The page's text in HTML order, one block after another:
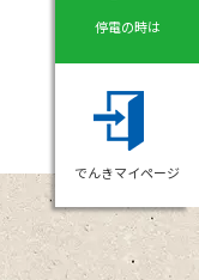
停電の時は
でんきマイページ